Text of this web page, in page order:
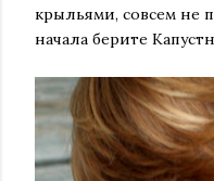
крыльями, совсем не
начала берите